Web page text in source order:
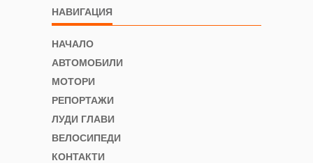
НАВИГАЦИЯ
НАЧАЛО
АВТОМОБИЛИ
МОТОРИ
РЕПОРТАЖИ
ЛУДИ ГЛАВИ
ВЕЛОСИПЕДИ
КОНТАКТИ